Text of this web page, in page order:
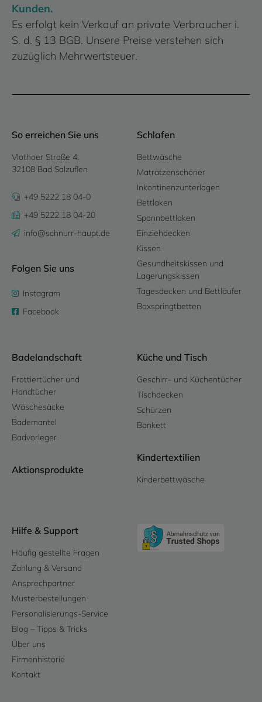
Kunden.
Es erfolgt kein Verkauf an private Verbraucher i.
S. d. § 13 BGB. Unsere Preise verstehen sich
zuzüglich Mehrwertsteuer.
So erreichen Sie uns
Vlothoer Straße 4,
32108 Bad Salzuflen
+49 5222 18 04-0
+49 5222 18 04-20
info@schnurr-haupt.de
Folgen Sie uns
Instagram
Facebook
Schlafen
Bettwäsche
Matratzenschoner
Inkontinenzunterlagen
Bettlaken
Spannbettlaken
Einziehdecken
Kissen
Gesundheitskissen und
Lagerungskissen
Tagesdecken und Bettläufer
Boxspringtbetten
Badelandschaft
Frottiertücher und
Handtücher
Wäschesäcke
Bademantel
Badvorleger
Aktionsprodukte
Küche und Tisch
Geschirr- und Küchentücher
Tischdecken
Schürzen
Bankett
Kindertextilien
Kinderbettwäsche
Hilfe & Support
Häufig gestellte Fragen
Zahlung & Versand
Ansprechpartner
Musterbestellungen
Personalisierungs-Service
Blog – Tipps & Tricks
Über uns
Firmenhistorie
Kontakt